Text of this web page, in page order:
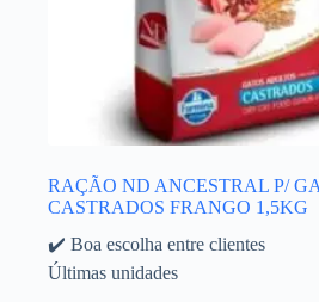
RAÇÃO ND ANCESTRAL P/
CASTRADOS FRANGO 1,5KG
✔️ Boa escolha entre clientes
Últimas unidades